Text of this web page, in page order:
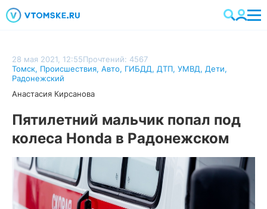
28 мая 2021, 12:55Прочтений: 4567
Томск, Происшествия, Авто, ГИБДД, ДТП, УМВД, Дети,
Радонежский
Анастасия Кирсанова
Пятилетний мальчик попал под
колеса Honda в Радонежском